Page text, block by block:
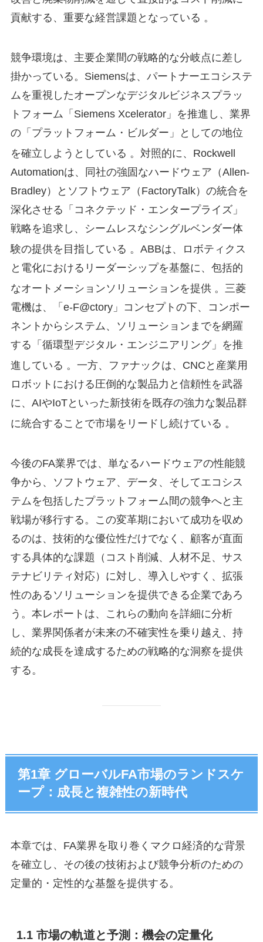
貢献する、重要な経営課題となっている 。
競争環境は、主要企業間の戦略的な分岐点に差し
掛かっている。Siemensは、パートナーエコシステ
ムを重視したオープンなデジタルビジネスプラッ
トフォーム「Siemens Xcelerator」を推進し、業界
の「プラットフォーム・ビルダー」としての地位
を確立しようとしている 。対照的に、Rockwell
Automationは、同社の強固なハードウェア（Allen-
Bradley）とソフトウェア（FactoryTalk）の統合を
深化させる「コネクテッド・エンタープライズ」
戦略を追求し、シームレスなシングルベンダー体
験の提供を目指している 。ABBは、ロボティクス
と電化におけるリーダーシップを基盤に、包括的
なオートメーションソリューションを提供 。三菱
電機は、「e-F@ctory」コンセプトの下、コンポー
ネントからシステム、ソリューションまでを網羅
する「循環型デジタル・エンジニアリング」を推
進している 。一方、ファナックは、CNCと産業用
ロボットにおける圧倒的な製品力と信頼性を武器
に、AIやIoTといった新技術を既存の強力な製品群
に統合することで市場をリードし続けている 。
今後のFA業界では、単なるハードウェアの性能競
争から、ソフトウェア、データ、そしてエコシス
テムを包括したプラットフォーム間の競争へと主
戦場が移行する。この変革期において成功を収め
るのは、技術的な優位性だけでなく、顧客が直面
する具体的な課題（コスト削減、人材不足、サス
テナビリティ対応）に対し、導入しやすく、拡張
性のあるソリューションを提供できる企業であろ
う。本レポートは、これらの動向を詳細に分析
し、業界関係者が未来の不確実性を乗り越え、持
続的な成長を達成するための戦略的な洞察を提供
する。
第1章 グローバルFA市場のランドスケ
ープ：成長と複雑性の新時代
本章では、FA業界を取り巻くマクロ経済的な背景
を確立し、その後の技術および競争分析のための
定量的・定性的な基盤を提供する。
1.1 市場の軌道と予測：機会の定量化